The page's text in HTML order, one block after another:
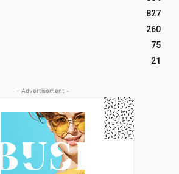
827
260
75
21
- Advertisement -